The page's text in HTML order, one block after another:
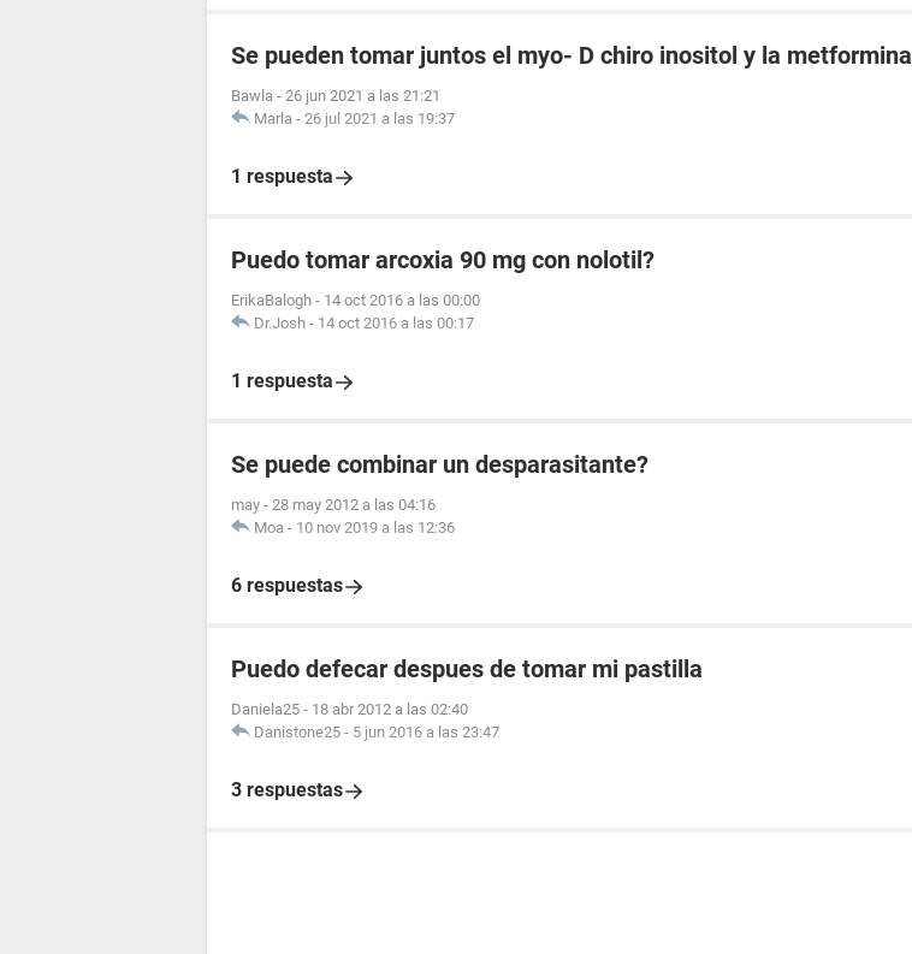
Se pueden tomar juntos el myo- D chiro inositol y la metformina
Bawla - 26 jun 2021 a las 21:21
Marla - 26 jul 2021 a las 19:37
1 respuesta
Puedo tomar arcoxia 90 mg con nolotil?
ErikaBalogh - 14 oct 2016 a las 00:00
Dr.Josh - 14 oct 2016 a las 00:17
1 respuesta
Se puede combinar un desparasitante?
may - 28 may 2012 a las 04:16
Moa - 10 nov 2019 a las 12:36
6 respuestas
Puedo defecar despues de tomar mi pastilla
Daniela25 - 18 abr 2012 a las 02:40
Danistone25 - 5 jun 2016 a las 23:47
3 respuestas